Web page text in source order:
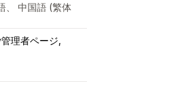
、 中国語 (繁体
理者ページ